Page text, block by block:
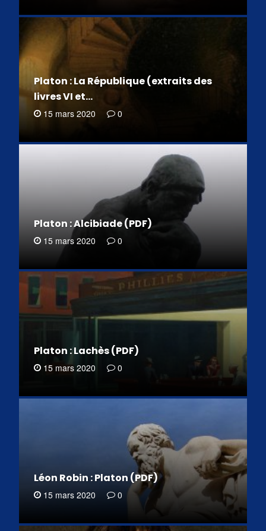
Platon : La République (extraits des
livres VI et…
15 mars 2020 0
Platon : Alcibiade (PDF)
15 mars 2020 0
Platon : Lachès (PDF)
15 mars 2020 0
Léon Robin : Platon (PDF)
15 mars 2020 0